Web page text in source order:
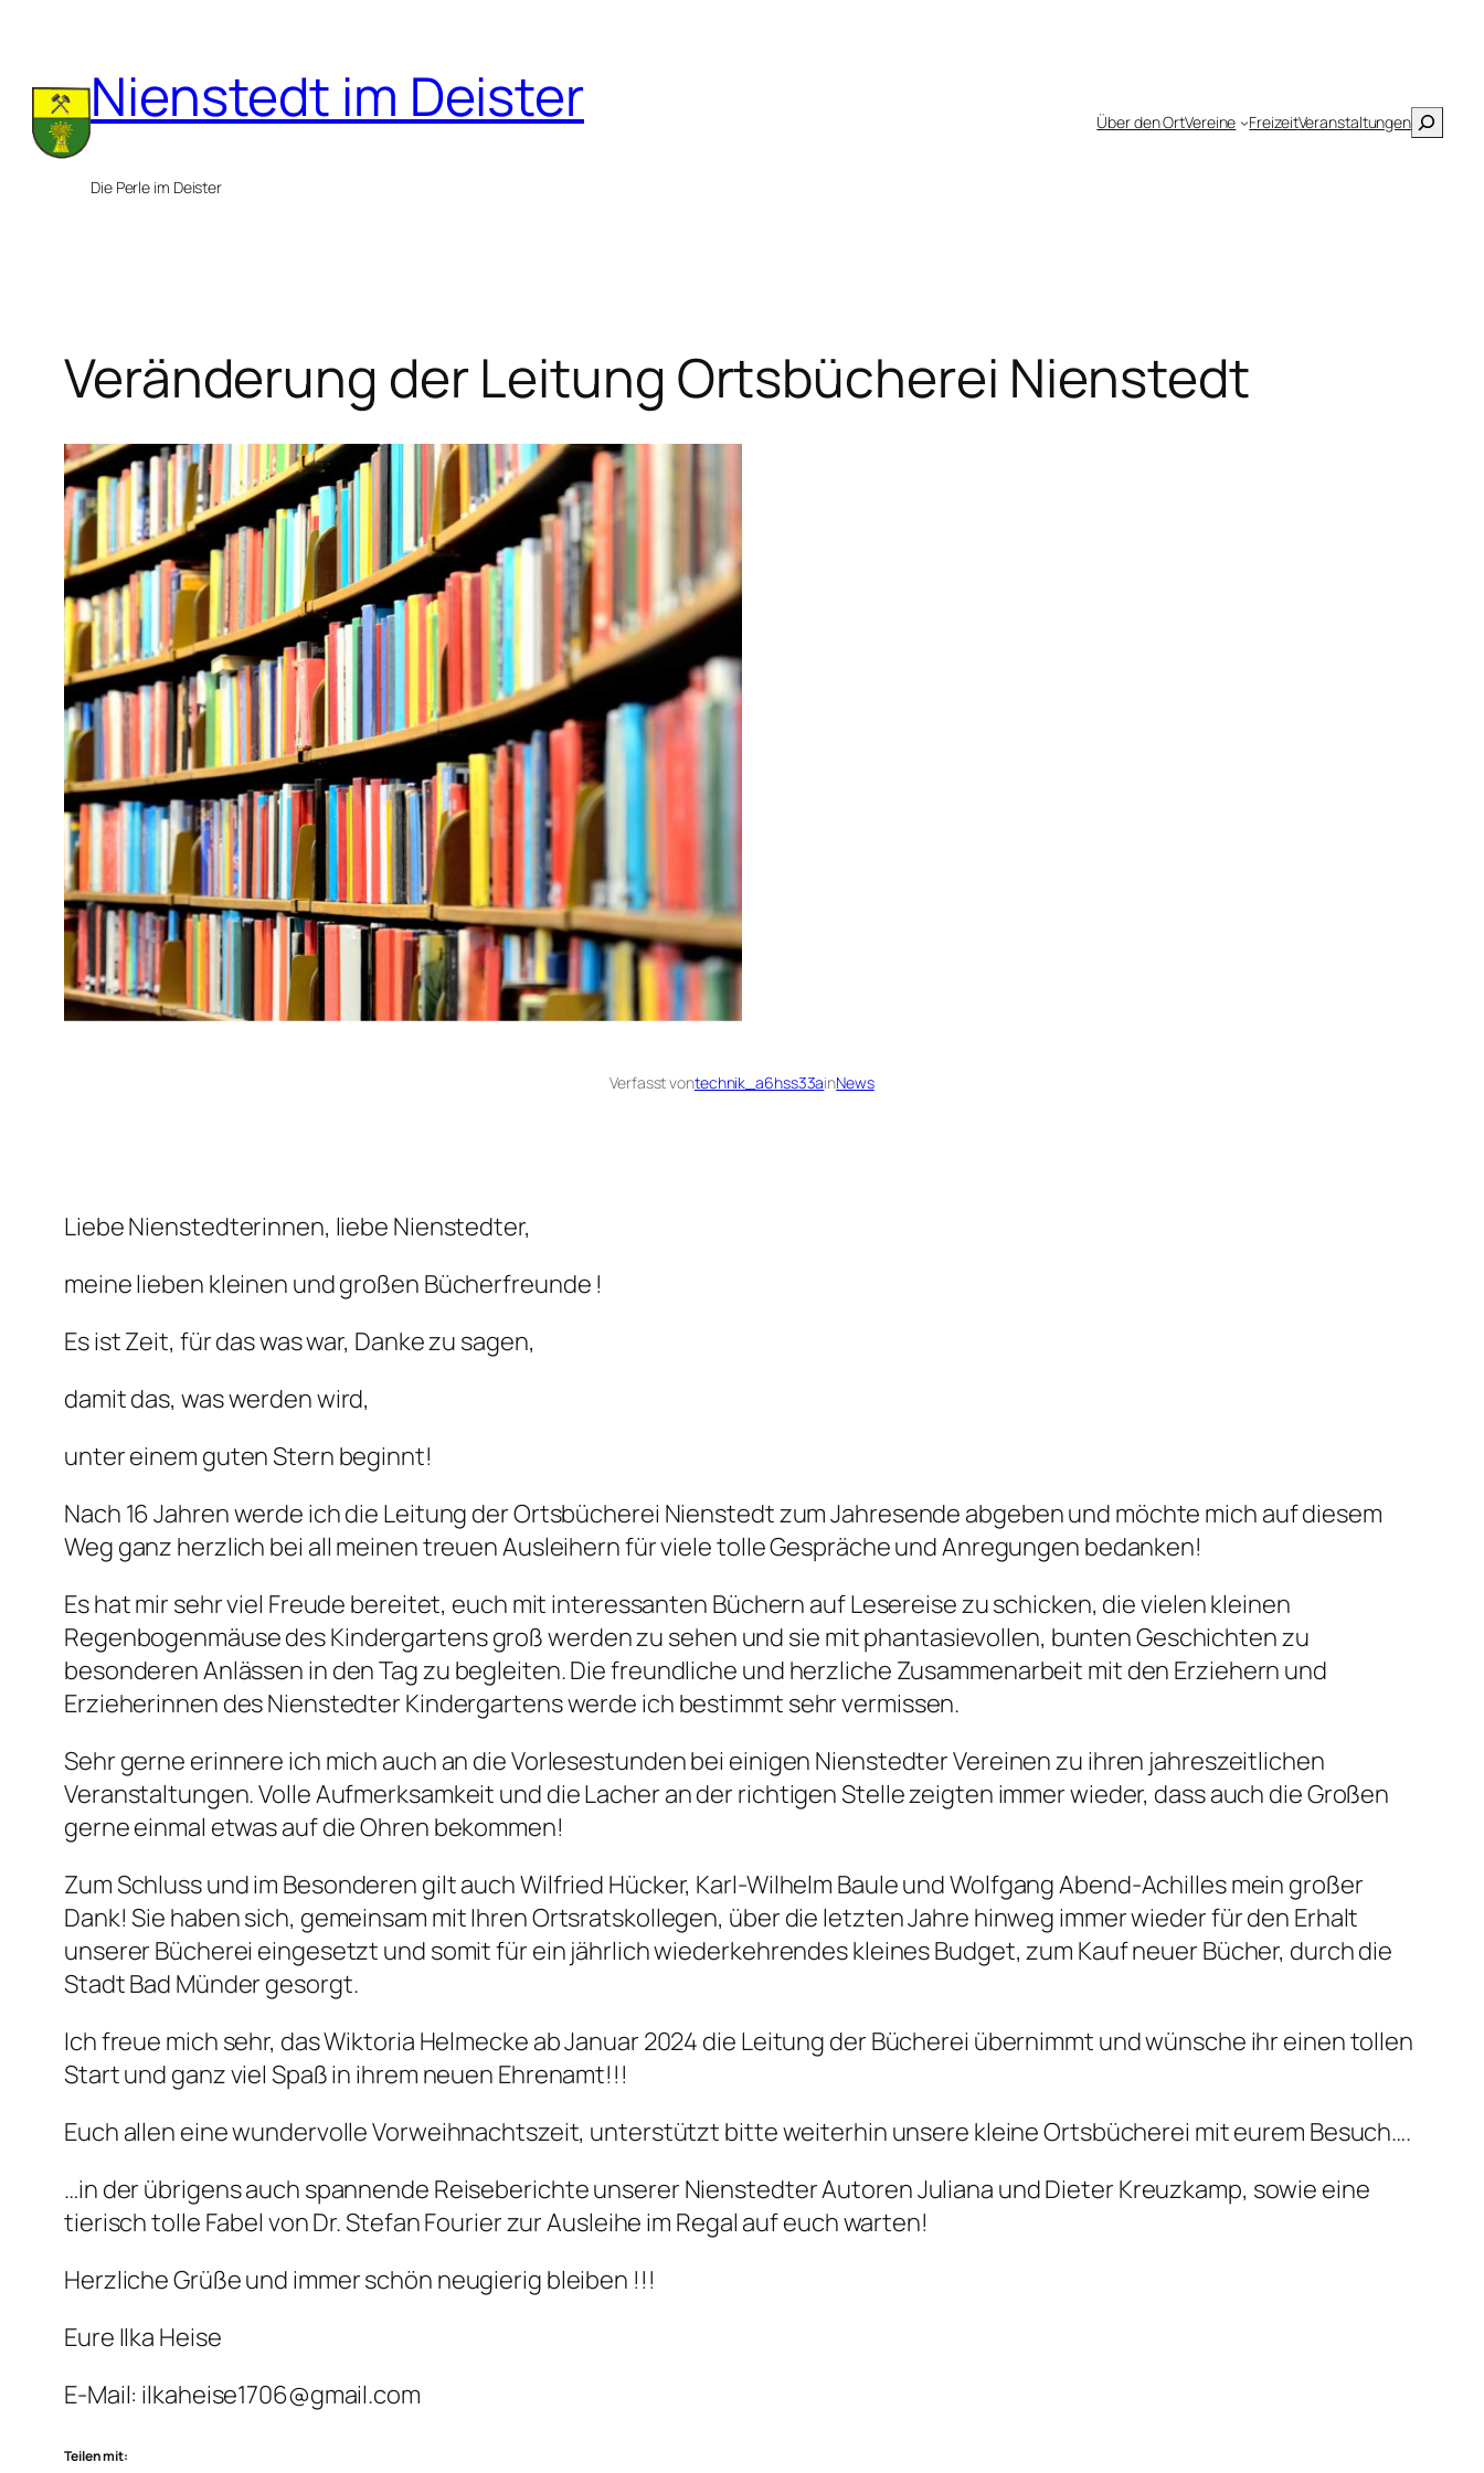
springenNienstedt im Deister
Die Perle im Deister
Über den OrtVereine FreizeitVeranstaltungen Suchen
Veränderung der Leitung Ortsbücherei Nienstedt
Verfasst vontechnik_a6hss33ainNews
Liebe Nienstedterinnen, liebe Nienstedter,
meine lieben kleinen und großen Bücherfreunde !
Es ist Zeit, für das was war, Danke zu sagen,
damit das, was werden wird,
unter einem guten Stern beginnt!
Nach 16 Jahren werde ich die Leitung der Ortsbücherei Nienstedt zum Jahresende abgeben und möchte mich auf diesem
Weg ganz herzlich bei all meinen treuen Ausleihern für viele tolle Gespräche und Anregungen bedanken!
Es hat mir sehr viel Freude bereitet, euch mit interessanten Büchern auf Lesereise zu schicken, die vielen kleinen
Regenbogenmäuse des Kindergartens groß werden zu sehen und sie mit phantasievollen, bunten Geschichten zu
besonderen Anlässen in den Tag zu begleiten. Die freundliche und herzliche Zusammenarbeit mit den Erziehern und
Erzieherinnen des Nienstedter Kindergartens werde ich bestimmt sehr vermissen.
Sehr gerne erinnere ich mich auch an die Vorlesestunden bei einigen Nienstedter Vereinen zu ihren jahreszeitlichen
Veranstaltungen. Volle Aufmerksamkeit und die Lacher an der richtigen Stelle zeigten immer wieder, dass auch die Großen
gerne einmal etwas auf die Ohren bekommen!
Zum Schluss und im Besonderen gilt auch Wilfried Hücker, Karl-Wilhelm Baule und Wolfgang Abend-Achilles mein großer
Dank! Sie haben sich, gemeinsam mit Ihren Ortsratskollegen, über die letzten Jahre hinweg immer wieder für den Erhalt
unserer Bücherei eingesetzt und somit für ein jährlich wiederkehrendes kleines Budget, zum Kauf neuer Bücher, durch die
Stadt Bad Münder gesorgt.
Ich freue mich sehr, das Wiktoria Helmecke ab Januar 2024 die Leitung der Bücherei übernimmt und wünsche ihr einen tollen
Start und ganz viel Spaß in ihrem neuen Ehrenamt!!!
Euch allen eine wundervolle Vorweihnachtszeit, unterstützt bitte weiterhin unsere kleine Ortsbücherei mit eurem Besuch….
…in der übrigens auch spannende Reiseberichte unserer Nienstedter Autoren Juliana und Dieter Kreuzkamp, sowie eine
tierisch tolle Fabel von Dr. Stefan Fourier zur Ausleihe im Regal auf euch warten!
Herzliche Grüße und immer schön neugierig bleiben !!!
Eure Ilka Heise
E-Mail: ilkaheise1706@gmail.com
Teilen mit: